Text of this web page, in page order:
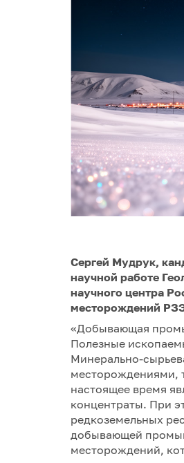
Сергей Мудрук,
научной работе
научного центра
месторождений
«Добывающая
Полезные
Минерально-
месторождениями,
настоящее время
концентраты. При
редкоземельных
добывающей
месторождений,